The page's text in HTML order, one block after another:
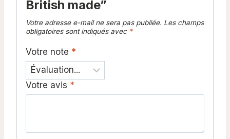
British made”
Votre adresse e-mail ne sera pas publiée. Les champs
obligatoires sont indiqués avec *
Votre note *
Votre avis *